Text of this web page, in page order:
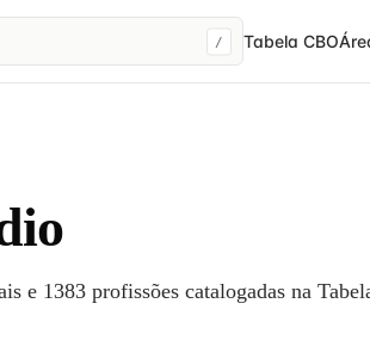
/ Tabela CBO
e 1383 profissões catalogadas na